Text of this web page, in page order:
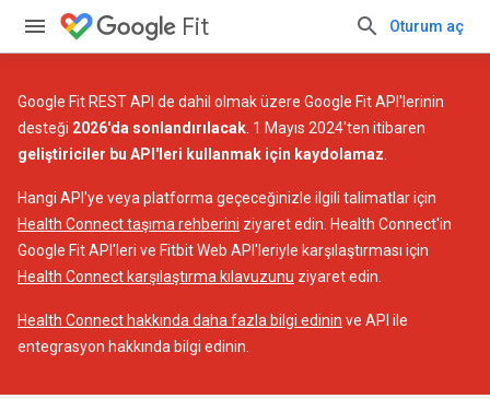
Fit Oturum aç
Google Fit REST API de dahil olmak üzere Google Fit API'lerinin
desteği 2026'da sonlandırılacak . 1 Mayıs 2024'ten itibaren
geliştiriciler bu API'leri kullanmak için kaydolamaz
Hangi API'ye veya platforma geçeceğinizle ilgili talimatlar için
Health Connect taşıma rehberini ziyaret edin. Health Connect'in
Google Fit API'leri ve Fitbit Web API'leriyle karşılaştırması için
Health Connect karşılaştırma kılavuzunu ziyaret edin.
Health Connect hakkında daha fazla bilgi edinin ve API ile
entegrasyon hakkında bilgi edinin.